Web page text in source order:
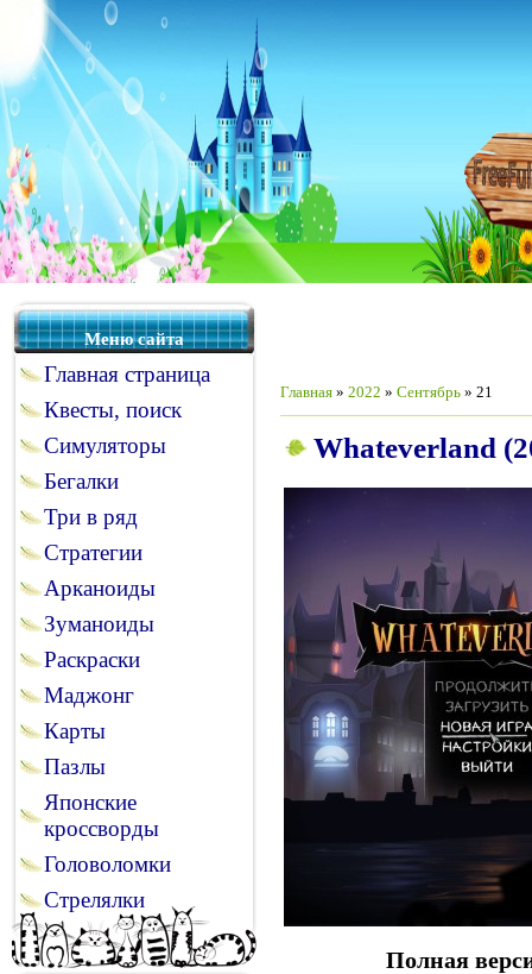
Меню сайта
Главная страница
Квесты, поиск
Симуляторы
Бегалки
Три в ряд
Стратегии
Арканоиды
Зуманоиды
Раскраски
Маджонг
Карты
Пазлы
Японские
кроссворды
Головоломки
Стрелялки
Главная » 2022 » Сентябрь » 21
Whateverland
Полная